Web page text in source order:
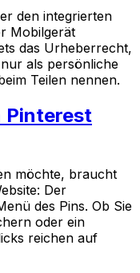
den integrierten
Mobilgerät
das Urheberrecht,
als persönliche
Teilen nennen.
Pinterest
möchte, braucht
Der
des Pins. Ob Sie
oder ein
reichen auf